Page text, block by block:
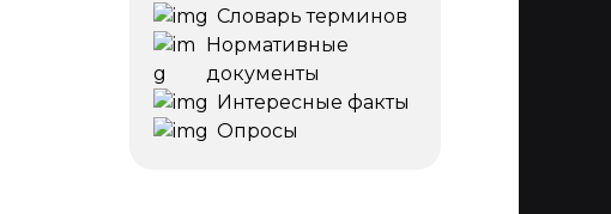
Словарь терминов
Нормативные
документы
Интересные факты
Опросы